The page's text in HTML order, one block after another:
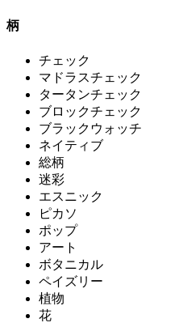
柄
チェック
マドラスチェック
タータンチェック
ブロックチェック
ブラックウォッチ
ネイティブ
総柄
迷彩
エスニック
ピカソ
ポップ
アート
ボタニカル
ペイズリー
植物
花